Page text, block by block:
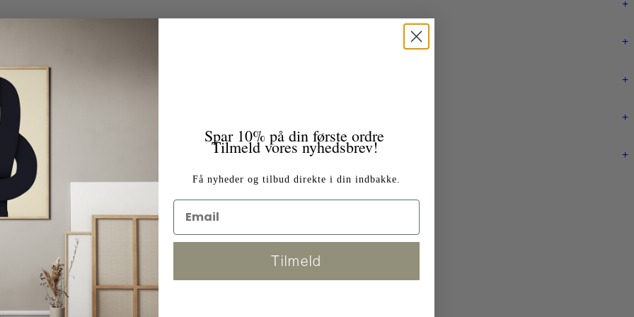
+
+
+
+
+
Spar 10% på din første ordre
Tilmeld vores nyhedsbrev!
Få nyheder og tilbud direkte i din indbakke.
Tilmeld